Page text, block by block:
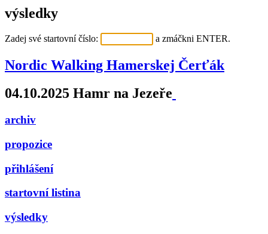
výsledky
Zadej své startovní číslo: a zmáčkni ENTER.
Nordic Walking Hamerskej Čerťák
04.10.2025 Hamr na Jezeře
archiv
propozice
přihlášení
startovní listina
výsledky